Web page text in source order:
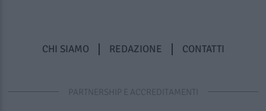
CHI SIAMO REDAZIONE CONTATTI
PARTNERSHIP E ACCREDITAMENTI